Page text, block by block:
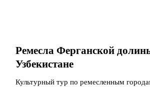
Ремесла Ферганской
Узбекистане
Культурный тур по ремесленным